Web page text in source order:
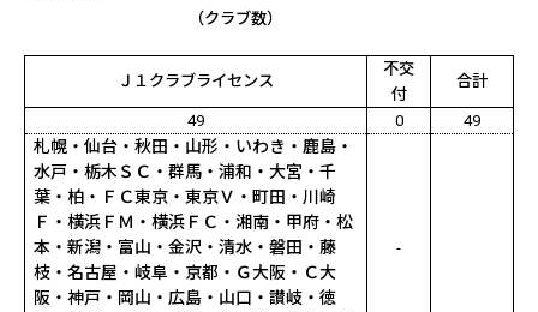
（クラブ数）
Ｊ１クラブライセンス
不交
付
合計
49 0 49
札幌・仙台・秋田・山形・いわき・鹿島・
水戸・栃木ＳＣ・群馬・浦和・大宮・千
葉・柏・ＦＣ東京・東京Ｖ・町田・川崎
Ｆ・横浜ＦＭ・横浜 ＦＣ ・湘南・甲府・松
本・新潟・富山・金沢・清水・磐田・藤
枝・名古屋・岐阜・京都・Ｇ大阪・Ｃ大
阪・神戸・岡山・広島・山口・讃岐・徳
-